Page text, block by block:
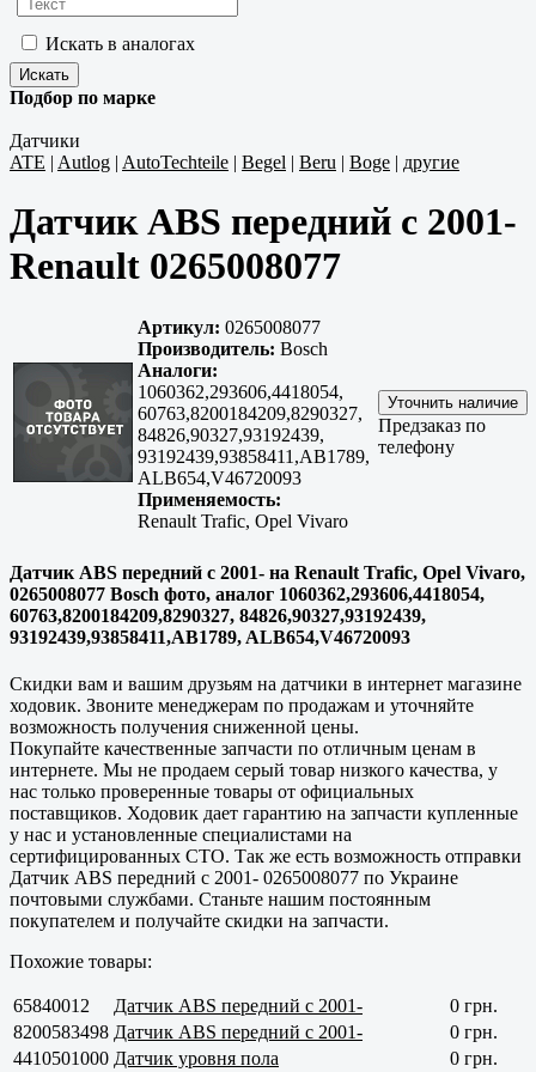
Искать в аналогах
Подбор по марке
Датчики
ATE | Autlog | AutoTechteile | Begel | Beru | Boge | другие
Датчик ABS передний с 2001-
Renault 0265008077
Артикул: 0265008077
Производитель: Bosch
Аналоги:
1060362,293606,4418054,
60763,8200184209,8290327,
84826,90327,93192439,
93192439,93858411,AB1789,
ALB654,V46720093
Применяемость:
Renault Trafic, Opel Vivaro
Предзаказ по
телефону
Датчик ABS передний с 2001- на Renault Trafic, Opel Vivaro,
0265008077 Bosch фото, аналог 1060362,293606,4418054,
60763,8200184209,8290327, 84826,90327,93192439,
93192439,93858411,AB1789, ALB654,V46720093
Скидки вам и вашим друзьям на датчики в интернет магазине
ходовик. Звоните менеджерам по продажам и уточняйте
возможность получения сниженной цены.
Покупайте качественные запчасти по отличным ценам в
интернете. Мы не продаем серый товар низкого качества, у
нас только проверенные товары от официальных
поставщиков. Ходовик дает гарантию на запчасти купленные
у нас и установленные специалистами на
сертифицированных СТО. Так же есть возможность отправки
Датчик ABS передний с 2001- 0265008077 по Украине
почтовыми службами. Станьте нашим постоянным
покупателем и получайте скидки на запчасти.
Похожие товары:
65840012 Датчик ABS передний с 2001-
0 грн.
8200583498 Датчик ABS передний с 2001-
0 грн.
4410501000 Датчик уровня пола
0 грн.